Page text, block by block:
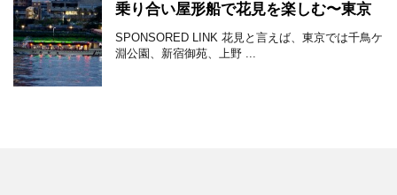
乗り合い屋形船で花見を楽しむ〜東京
SPONSORED LINK 花見と言えば、東京では千鳥ケ
淵公園、新宿御苑、上野 ...